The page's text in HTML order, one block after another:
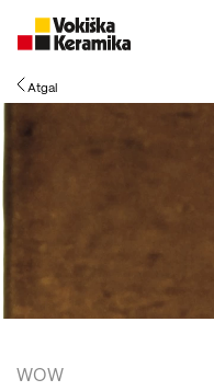
Atgal
WOW
Meniu
Plytelės
Boen parketlentės
Specialūs pasiūlymai